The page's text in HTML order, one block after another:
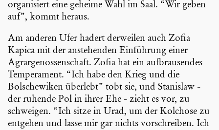
organi­siert eine geheime Wahl im Saal. “Wir geben
auf”, kommt heraus.
Am anderen Ufer hadert derweilen auch Zofia
Kapica mit der anste­henden Einfüh­rung einer
Agrar­ge­nos­sen­schaft. Zofia hat ein aufbrau­sendes
Tempe­ra­ment. “Ich habe den Krieg und die
Bolsche­wiken überlebt” tobt sie, und Stanislaw -
der ruhende Pol in ihrer Ehe - zieht es vor, zu
schweigen. “Ich sitze in Urad, um der Kolchose zu
entgehen und lasse mir gar nichts vorschreiben. Ich